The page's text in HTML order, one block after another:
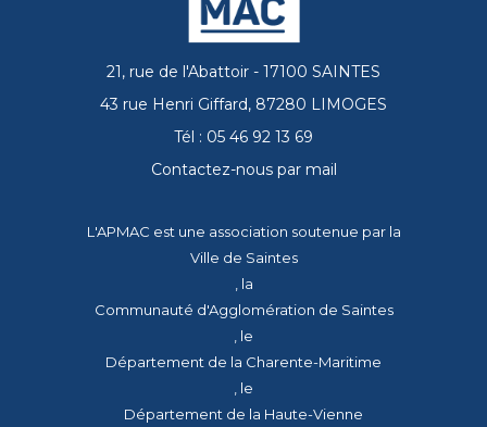
21, rue de l'Abattoir - 17100 SAINTES
43 rue Henri Giffard, 87280 LIMOGES
Tél : 05 46 92 13 69
Contactez-nous par mail
L'APMAC est une association soutenue par la
Ville de Saintes
, la
Communauté d'Agglomération de Saintes
, le
Département de la Charente-Maritime
, le
Département de la Haute-Vienne